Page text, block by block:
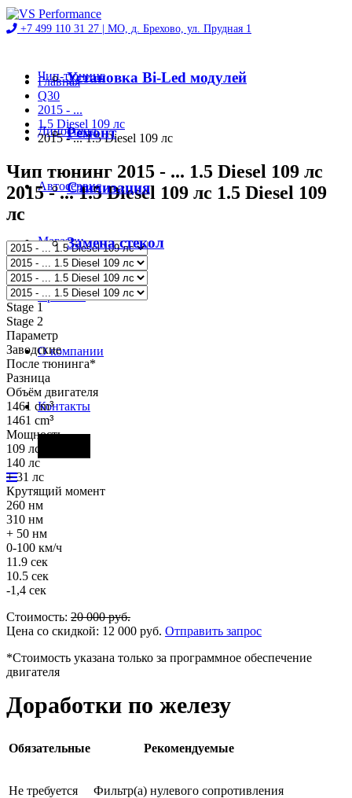
+7 499 110 31 27 | МО, д. Брехово, ул. Прудная 1
Чип-тюнинг
Диностенд
Автосервис
Магазин
Проекты
О компании
Контакты
Установка Bi-Led модулей
Ремонт
Стилизация
Замена стекол
Главная
Q30
2015 - ...
1.5 Diesel 109 лс
2015 - ... 1.5 Diesel 109 лс
Чип тюнинг 2015 - ... 1.5 Diesel 109 лс
2015 - ... 1.5 Diesel 109 лс 1.5 Diesel 109
лс
Stage 1
Stage 2
Параметр
Заводские
После тюнинга*
Разница
Объём двигателя
1461 cm³
1461 cm³
Мощность
109 лс
140 лс
+ 31 лс
Крутящий момент
260 нм
310 нм
+ 50 нм
0-100 км/ч
11.9 сек
10.5 сек
-1,4 сек
Стоимость: 20 000руб.
Цена со скидкой: 12 000 руб. Отправить запрос
*Стоимость указана только за программное обеспечение
двигателя
Доработки по железу
Обязательные Рекомендуемые
Не требуется Фильтр(а) нулевого сопротивления